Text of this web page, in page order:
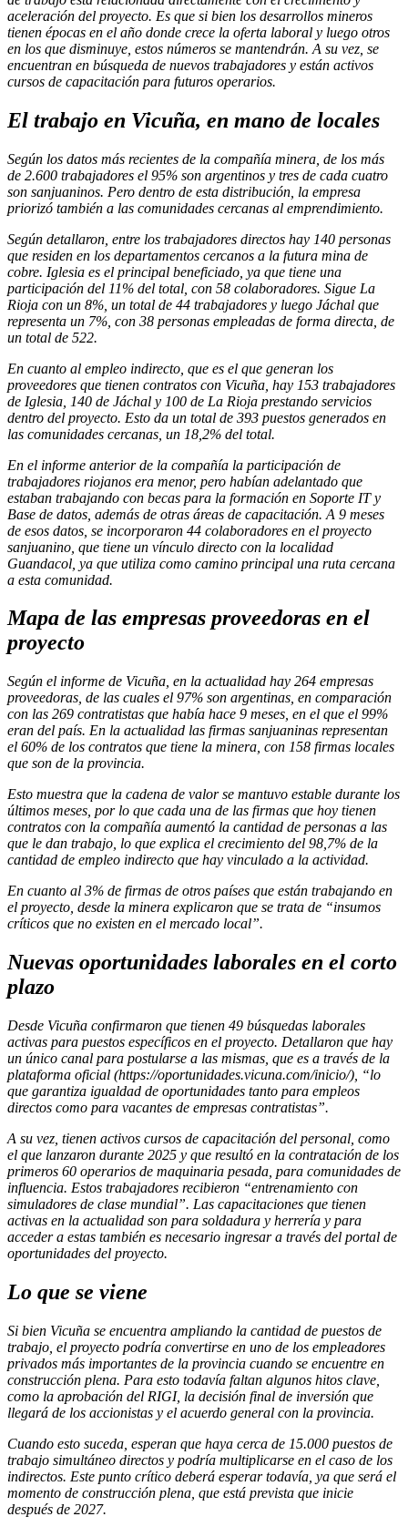
aceleración del proyecto. Es que si bien los desarrollos mineros
tienen épocas en el año donde crece la oferta laboral y luego otros
en los que disminuye, estos números se mantendrán. A su vez, se
encuentran en búsqueda de nuevos trabajadores y están activos
cursos de capacitación para futuros operarios.
El trabajo en Vicuña, en mano de locales
Según los datos más recientes de la compañía minera, de los más
de 2.600 trabajadores el 95% son argentinos y tres de cada cuatro
son sanjuaninos. Pero dentro de esta distribución, la empresa
priorizó también a las comunidades cercanas al emprendimiento.
Según detallaron, entre los trabajadores directos hay 140 personas
que residen en los departamentos cercanos a la futura mina de
cobre. Iglesia es el principal beneficiado, ya que tiene una
participación del 11% del total, con 58 colaboradores. Sigue La
Rioja con un 8%, un total de 44 trabajadores y luego Jáchal que
representa un 7%, con 38 personas empleadas de forma directa, de
un total de 522.
En cuanto al empleo indirecto, que es el que generan los
proveedores que tienen contratos con Vicuña, hay 153 trabajadores
de Iglesia, 140 de Jáchal y 100 de La Rioja prestando servicios
dentro del proyecto. Esto da un total de 393 puestos generados en
las comunidades cercanas, un 18,2% del total.
En el informe anterior de la compañía la participación de
trabajadores riojanos era menor, pero habían adelantado que
estaban trabajando con becas para la formación en Soporte IT y
Base de datos, además de otras áreas de capacitación. A 9 meses
de esos datos, se incorporaron 44 colaboradores en el proyecto
sanjuanino, que tiene un vínculo directo con la localidad
Guandacol, ya que utiliza como camino principal una ruta cercana
a esta comunidad.
Mapa de las empresas proveedoras en el
proyecto
Según el informe de Vicuña, en la actualidad hay 264 empresas
proveedoras, de las cuales el 97% son argentinas, en comparación
con las 269 contratistas que había hace 9 meses, en el que el 99%
eran del país. En la actualidad las firmas sanjuaninas representan
el 60% de los contratos que tiene la minera, con 158 firmas locales
que son de la provincia.
Esto muestra que la cadena de valor se mantuvo estable durante los
últimos meses, por lo que cada una de las firmas que hoy tienen
contratos con la compañía aumentó la cantidad de personas a las
que le dan trabajo, lo que explica el crecimiento del 98,7% de la
cantidad de empleo indirecto que hay vinculado a la actividad.
En cuanto al 3% de firmas de otros países que están trabajando en
el proyecto, desde la minera explicaron que se trata de “insumos
críticos que no existen en el mercado local”.
Nuevas oportunidades laborales en el corto
plazo
Desde Vicuña confirmaron que tienen 49 búsquedas laborales
activas para puestos específicos en el proyecto. Detallaron que hay
un único canal para postularse a las mismas, que es a través de la
plataforma oficial (https://oportunidades.vicuna.com/inicio/), “lo
que garantiza igualdad de oportunidades tanto para empleos
directos como para vacantes de empresas contratistas”.
A su vez, tienen activos cursos de capacitación del personal, como
el que lanzaron durante 2025 y que resultó en la contratación de los
primeros 60 operarios de maquinaria pesada, para comunidades de
influencia. Estos trabajadores recibieron “entrenamiento con
simuladores de clase mundial”. Las capacitaciones que tienen
activas en la actualidad son para soldadura y herrería y para
acceder a estas también es necesario ingresar a través del portal de
oportunidades del proyecto.
Lo que se viene
Si bien Vicuña se encuentra ampliando la cantidad de puestos de
trabajo, el proyecto podría convertirse en uno de los empleadores
privados más importantes de la provincia cuando se encuentre en
construcción plena. Para esto todavía faltan algunos hitos clave,
como la aprobación del RIGI, la decisión final de inversión que
llegará de los accionistas y el acuerdo general con la provincia.
Cuando esto suceda, esperan que haya cerca de 15.000 puestos de
trabajo simultáneo directos y podría multiplicarse en el caso de los
indirectos. Este punto crítico deberá esperar todavía, ya que será el
momento de construcción plena, que está prevista que inicie
después de 2027.